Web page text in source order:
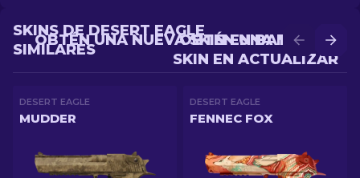
OBTÉN UNA MEJOR
SKIN EN ACTUALIZAR
OBTÉN UNA NUEVA SKIN EN BATALLA
SKINS DE DESERT EAGLE
SIMILARES
DESERT EAGLE
MUDDER
DESERT EAGLE
FENNEC FOX